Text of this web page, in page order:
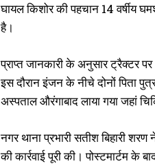
घायल किशोर की पहचान 14 वर्षीय
है।
प्राप्त जानकारी के अनुसार ट्रैक्टर
इस दौरान इंजन के नीचे दोनों पिता
अस्पताल औरंगाबाद लाया गया जहां
नगर थाना प्रभारी सतीश बिहारी
की कार्रवाई पूरी की। पोस्टमार्टम के